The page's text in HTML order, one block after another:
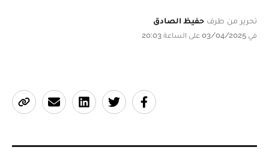
تحرير من طرف حفيظ الصادق
في 03/04/2025 على الساعة 20:03